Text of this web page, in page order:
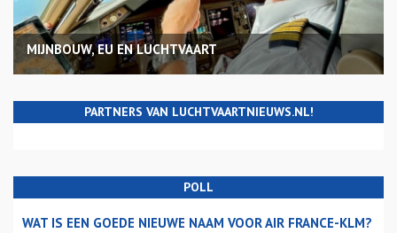
MIJNBOUW, EU EN LUCHTVAART
PARTNERS VAN LUCHTVAARTNIEUWS.NL!
POLL
WAT IS EEN GOEDE NIEUWE NAAM VOOR AIR FRANCE-KLM?